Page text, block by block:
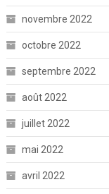
novembre 2022
octobre 2022
septembre 2022
août 2022
juillet 2022
mai 2022
avril 2022